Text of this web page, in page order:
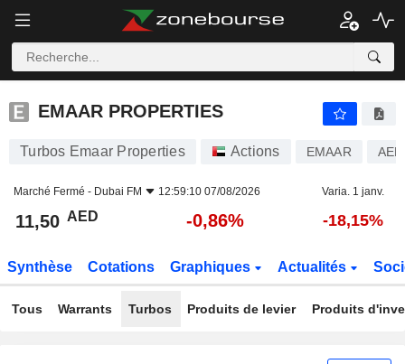
EMAAR PROPERTIES
EMAAR PROPERTIES
Turbos Emaar Properties Actions EMAAR
Marché Fermé - Dubai FM 12:59:10 07/08/2026 Varia. 1 janv.
11,50 AED -0,86% -18,15%
Synthèse Cotations Graphiques Actualités
Tous Warrants Turbos Produits de levier Produits